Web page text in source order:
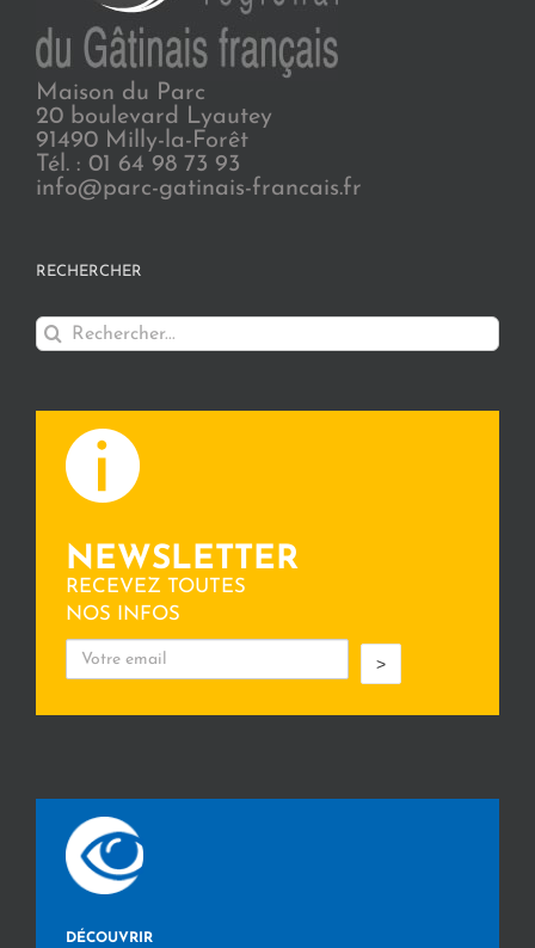
Maison du Parc
20 boulevard Lyautey
91490 Milly-la-Forêt
Tél. : 01 64 98 73 93
info@parc-gatinais-francais.fr
RECHERCHER
Rechercher:
NEWSLETTER
RECEVEZ TOUTES
NOS INFOS
>
DÉCOUVRIR